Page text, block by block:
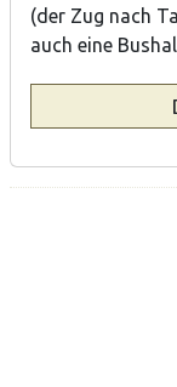
(der Zug nach
auch eine